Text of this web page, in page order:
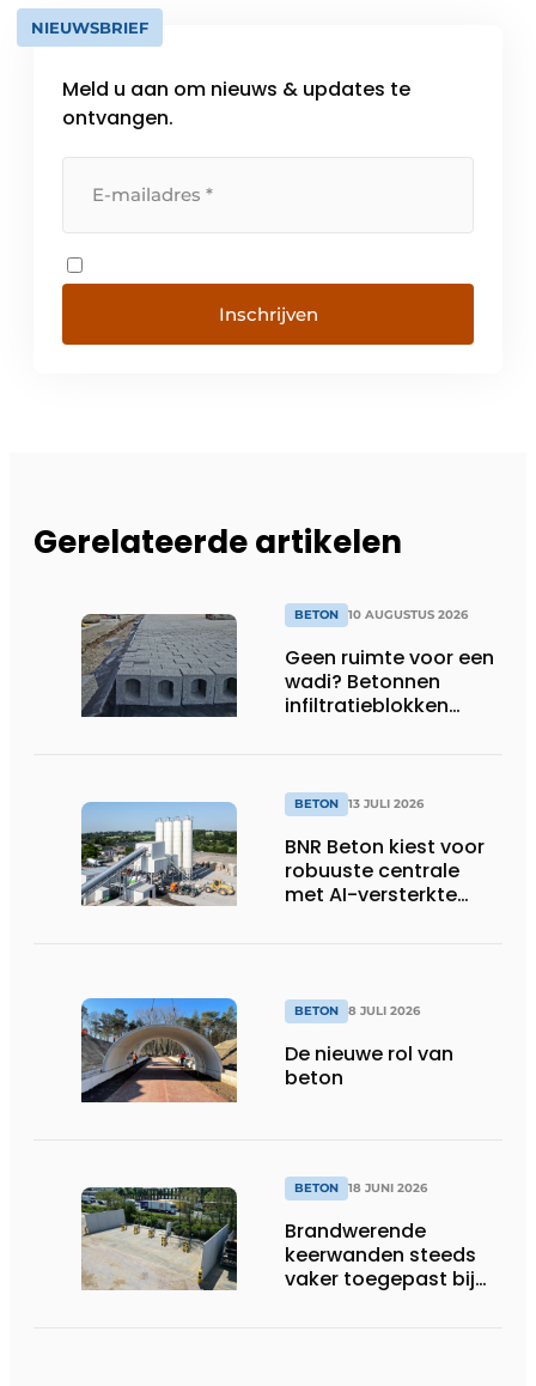
NIEUWSBRIEF
Meld u aan om nieuws & updates te
ontvangen.
Inschrijven
Gerelateerde artikelen
BETON 10 AUGUSTUS 2026
Geen ruimte voor een
wadi? Betonnen
infiltratieblokken
BETON 13 JULI 2026
BNR Beton kiest voor
robuuste centrale
met AI-versterkte
BETON 8 JULI 2026
De nieuwe rol van
beton
BETON 18 JUNI 2026
Brandwerende
keerwanden steeds
vaker toegepast bij